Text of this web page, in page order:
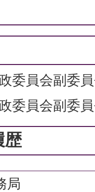
委員会副委
委員会副委
歴
局